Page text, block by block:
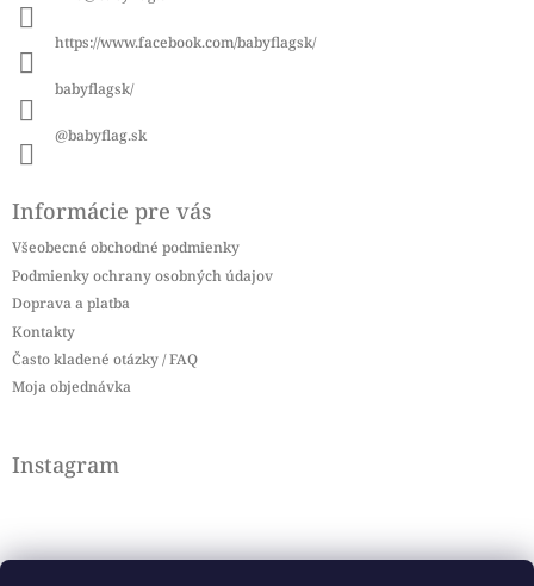
https://www.facebook.com/babyflagsk/
babyflagsk/
@babyflag.sk
Informácie pre vás
Všeobecné obchodné podmienky
Podmienky ochrany osobných údajov
Doprava a platba
Kontakty
Často kladené otázky / FAQ
Moja objednávka
Instagram